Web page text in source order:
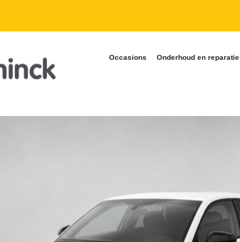
Occasions Onderhoud en reparatie